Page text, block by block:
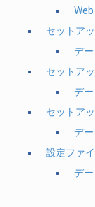
セットア
デ
セットア
デ
セットア
デ
設定ファ
デ